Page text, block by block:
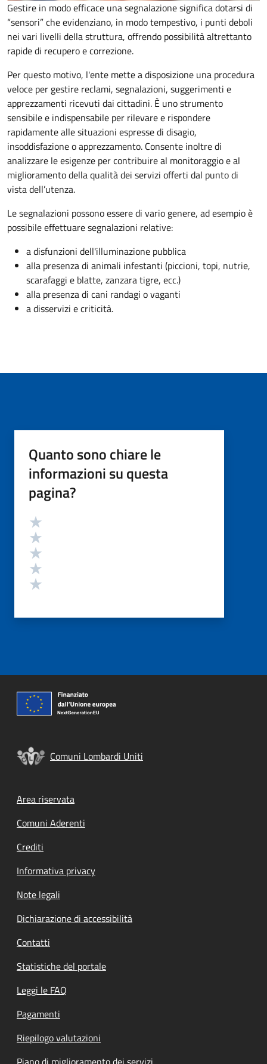
Gestire in modo efficace una segnalazione significa dotarsi di
“sensori” che evidenziano, in modo tempestivo, i punti deboli
nei vari livelli della struttura, offrendo possibilità altrettanto
rapide di recupero e correzione.
Per questo motivo, l'ente mette a disposizione una procedura
veloce per gestire reclami, segnalazioni, suggerimenti e
apprezzamenti ricevuti dai cittadini. È uno strumento
sensibile e indispensabile per rilevare e rispondere
rapidamente alle situazioni espresse di disagio,
insoddisfazione o apprezzamento. Consente inoltre di
analizzare le esigenze per contribuire al monitoraggio e al
miglioramento della qualità dei servizi offerti dal punto di
vista dell’utenza.
Le segnalazioni possono essere di vario genere, ad esempio è
possibile effettuare segnalazioni relative:
a disfunzioni dell'illuminazione pubblica
alla presenza di animali infestanti (piccioni, topi, nutrie,
scarafaggi e blatte, zanzara tigre, ecc.)
alla presenza di cani randagi o vaganti
a disservizi e criticità.
Quanto sono chiare le
informazioni su questa
pagina?
Valutazione
Comuni Lombardi Uniti
Footer menu
Area riservata
Comuni Aderenti
Crediti
Informativa privacy
Note legali
Dichiarazione di accessibilità
Contatti
Statistiche del portale
Leggi le FAQ
Pagamenti
Riepilogo valutazioni